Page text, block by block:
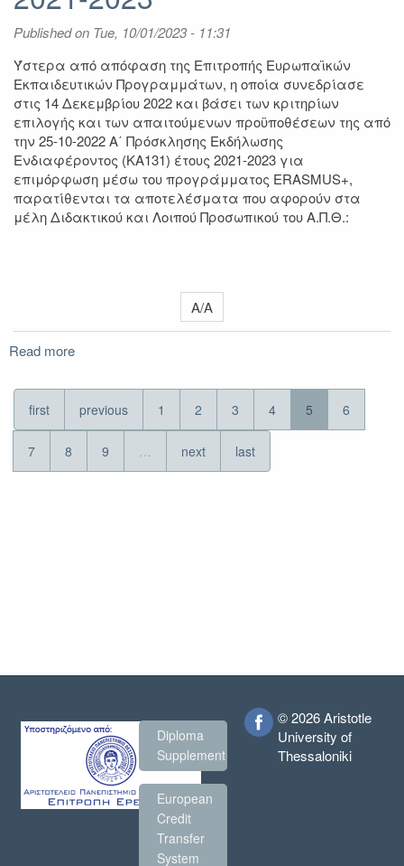
Προγράμματος
Erasmus+
2021-
2023
Published on Tue, 10/01/2023 - 11:31
Ύστερα από απόφαση της Επιτροπής Ευρωπαϊκών
Εκπαιδευτικών Προγραμμάτων, η οποία συνεδρίασε
στις 14 Δεκεμβρίου 2022 και βάσει των κριτηρίων
επιλογής και των απαιτούμενων προϋποθέσεων της από
την 25-10-2022 A΄ Πρόσκλησης Εκδήλωσης
Ενδιαφέροντος (ΚΑ131) έτους 2021-2023 για
επιμόρφωση μέσω του προγράμματος ERASMUS+,
παρατίθενται τα αποτελέσματα που αφορούν στα
μέλη Διδακτικού και Λοιπού Προσωπικού του Α.Π.Θ.:
Α/Α
Read more
A'
Πρόσκλησης
για
Επιμόρφωση
first previous 1 2 3 4 5 6
7 8 9 … next last
Diploma
Supplement
European
Credit
Transfer
System
© 2026 Aristotle
University of
Thessaloniki